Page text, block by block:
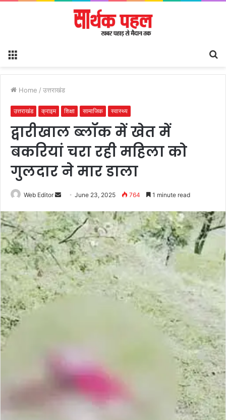
Home / उत्तराखंड
उत्तराखंड क्राइम शिक्षा सामाजिक स्वास्थ्य
द्वारीखाल ब्लॉक में खेत में
बकरियां चरा रही महिला को
गुलदार ने मार डाला
Web Editor
Send
email
June 23, 2025 764 1 minute read